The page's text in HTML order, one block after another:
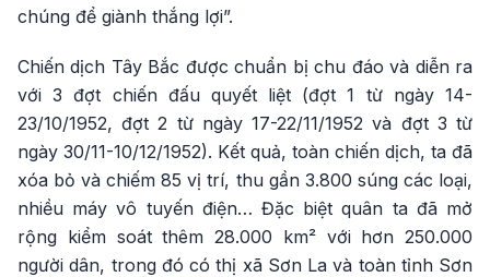
chúng để giành thắng lợi”.
Chiến dịch Tây Bắc được chuẩn bị chu đáo và diễn ra
với 3 đợt chiến đấu quyết liệt (đợt 1 từ ngày 14-
23/10/1952, đợt 2 từ ngày 17-22/11/1952 và đợt 3 từ
ngày 30/11-10/12/1952). Kết quả, toàn chiến dịch, ta đã
xóa bỏ và chiếm 85 vị trí, thu gần 3.800 súng các loại,
nhiều máy vô tuyến điện… Đặc biệt quân ta đã mở
rộng kiểm soát thêm 28.000 km² với hơn 250.000
người dân, trong đó có thị xã Sơn La và toàn tỉnh Sơn